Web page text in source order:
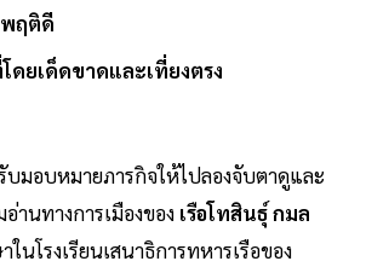
ฤติดี
ดยเด็ดขาดและเที่ยงตรง
บมอบหมายภารกิจให้ไปลองจับตาดูและ
านทางการเมืองของ เรือโทสินธุ์ กมล
ในโรงเรียนเสนาธิการทหารเรือของ